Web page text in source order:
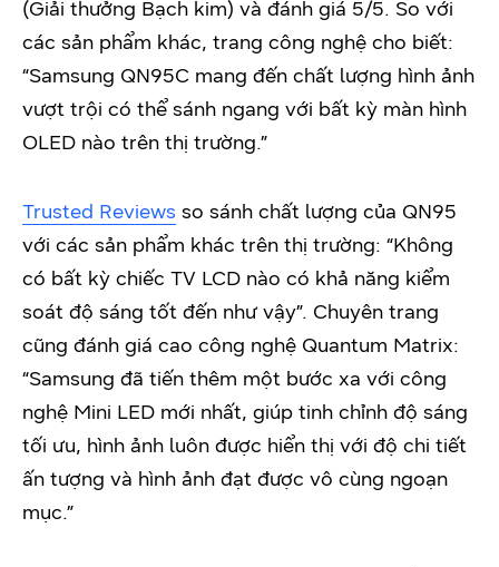
(Giải thưởng Bạch kim) và đánh giá 5/5. So với
các sản phẩm khác, trang công nghệ cho biết:
“Samsung QN95C mang đến chất lượng hình ảnh
vượt trội có thể sánh ngang với bất kỳ màn hình
OLED nào trên thị trường.”
Trusted Reviews so sánh chất lượng của QN95
với các sản phẩm khác trên thị trường: “Không
có bất kỳ chiếc TV LCD nào có khả năng kiểm
soát độ sáng tốt đến như vậy”. Chuyên trang
cũng đánh giá cao công nghệ Quantum Matrix:
“Samsung đã tiến thêm một bước xa với công
nghệ Mini LED mới nhất, giúp tinh chỉnh độ sáng
tối ưu, hình ảnh luôn được hiển thị với độ chi tiết
ấn tượng và hình ảnh đạt được vô cùng ngoạn
mục.”